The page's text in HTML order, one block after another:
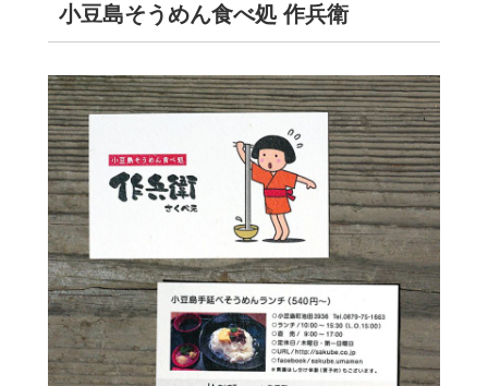
小豆島そうめん食べ処 作兵衛